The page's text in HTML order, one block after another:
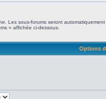
Les sous-forums seront automatiquement
» affichée ci-dessous.
Options